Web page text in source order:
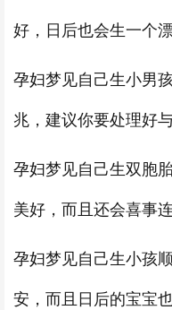
好，日后也会生一个
孕妇梦见自己生小男
兆，建议你要处理好
孕妇梦见自己生双胞
美好，而且还会喜事
孕妇梦见自己生小孩
安，而且日后的宝宝